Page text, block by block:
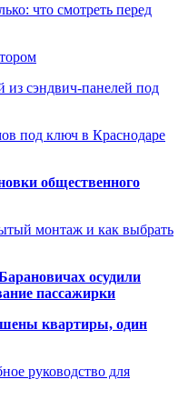
что смотреть перед
из сэндвич-панелей под
под ключ в Краснодаре
общественного
монтаж и как выбрать
осудили
пассажирки
квартиры, один
руководство для